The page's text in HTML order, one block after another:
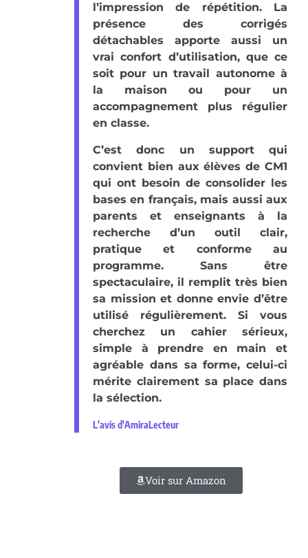
l’impression de répétition. La
présence des corrigés
détachables apporte aussi un
vrai confort d’utilisation, que ce
soit pour un travail autonome à
la maison ou pour un
accompagnement plus régulier
en classe.
C’est donc un support qui
convient bien aux élèves de CM1
qui ont besoin de consolider les
bases en français, mais aussi aux
parents et enseignants à la
recherche d’un outil clair,
pratique et conforme au
programme. Sans être
spectaculaire, il remplit très bien
sa mission et donne envie d’être
utilisé régulièrement. Si vous
cherchez un cahier sérieux,
simple à prendre en main et
agréable dans sa forme, celui-ci
mérite clairement sa place dans
la sélection.
L'avis d'AmiraLecteur
Voir sur Amazon